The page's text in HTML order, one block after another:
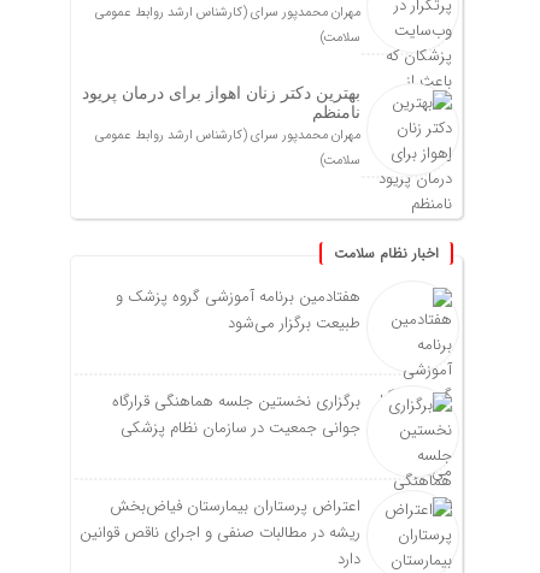
مهران محمدپور سرای (کارشناس ارشد روابط عمومی
سلامت)
بهترین دکتر زنان اهواز برای درمان پریود
نامنظم
مهران محمدپور سرای (کارشناس ارشد روابط عمومی
سلامت)
اخبار نظام سلامت
هفتادمین برنامه آموزشی گروه پزشک و
طبیعت برگزار می‌شود
برگزاری نخستین جلسه هماهنگی قرارگاه
جوانی جمعیت در سازمان نظام پزشکی
اعتراض پرستاران بیمارستان فیاض‌بخش
ریشه در مطالبات صنفی و اجرای ناقص قوانین
دارد